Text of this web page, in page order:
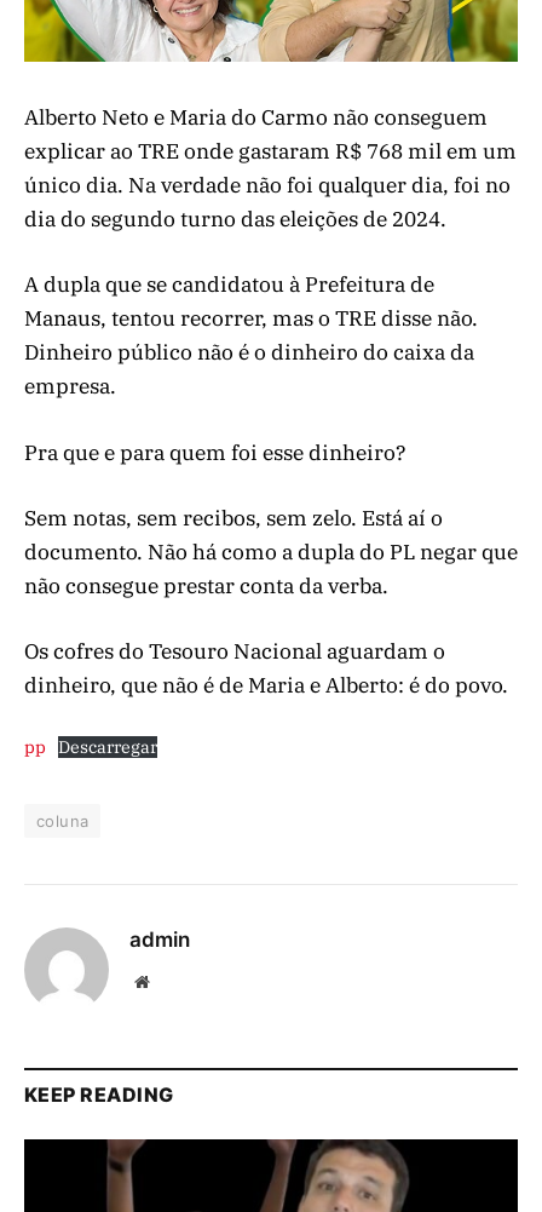
Alberto Neto e Maria do Carmo não conseguem
explicar ao TRE onde gastaram R$ 768 mil em um
único dia. Na verdade não foi qualquer dia, foi no
dia do segundo turno das eleições de 2024.
A dupla que se candidatou à Prefeitura de
Manaus, tentou recorrer, mas o TRE disse não.
Dinheiro público não é o dinheiro do caixa da
empresa.
Pra que e para quem foi esse dinheiro?
Sem notas, sem recibos, sem zelo. Está aí o
documento. Não há como a dupla do PL negar que
não consegue prestar conta da verba.
Os cofres do Tesouro Nacional aguardam o
dinheiro, que não é de Maria e Alberto: é do povo.
pp Descarregar
coluna
admin
Website
KEEP READING